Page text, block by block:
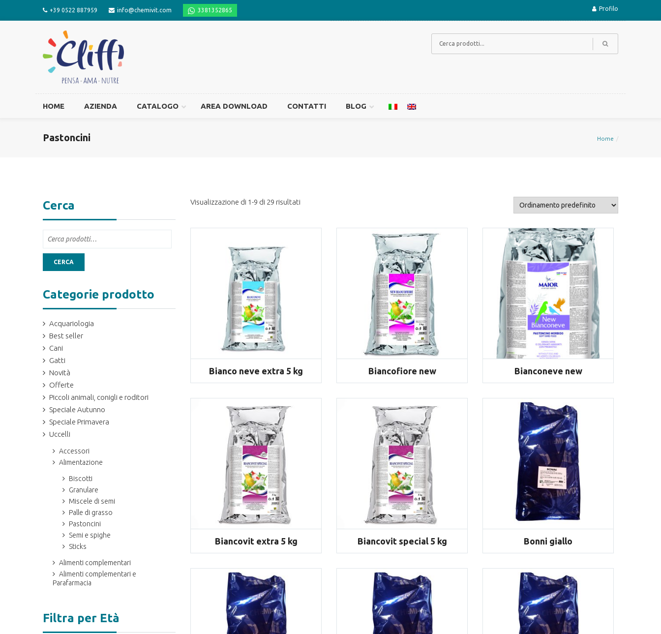
+39 0522 887959 info@chemivit.com 3381352865 Profilo
HOME AZIENDA CATALOGO
Alimenti completi umidi
AREA DOWNLOAD CONTATTI BLOG
Pastoncini Home
Cerca
CERCA
Categorie prodotto
Acquariologia
Best seller
Cani
Gatti
Novità
Offerte
Piccoli animali, conigli e roditori
Speciale Autunno
Speciale Primavera
Uccelli
Accessori
Alimentazione
Biscotti
Granulare
Miscele di semi
Palle di grasso
Pastoncini
Semi e spighe
Sticks
Alimenti complementari
Alimenti complementari e
Parafarmacia
Filtra per Età
Visualizzazione di 1-9 di 29 risultati
Bianco neve extra 5 kg Biancofiore new Bianconeve new
Biancovit extra 5 kg Biancovit special 5 kg Bonni giallo